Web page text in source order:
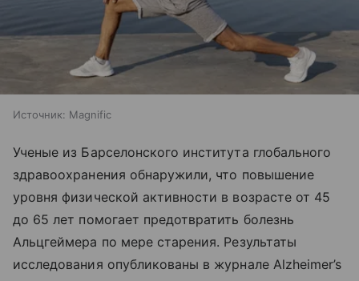
Источник: Magnific
Ученые из Барселонского института глобального
здравоохранения обнаружили, что повышение
уровня физической активности в возрасте от 45
до 65 лет помогает предотвратить болезнь
Альцгеймера по мере старения. Результаты
исследования опубликованы в журнале Alzheimer’s